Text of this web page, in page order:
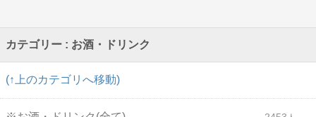
カテゴリー : お酒・ドリンク
(↑上のカテゴリへ移動)